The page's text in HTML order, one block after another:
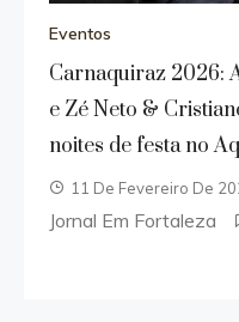
Eventos
Carnaquiraz 2026:
e Zé Neto &
noites de festa no
11 De Fevereiro De
Jornal Em Fortaleza